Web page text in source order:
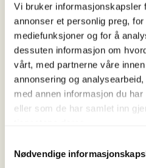
Vi bruker informasjonskapsler
annonser et personlig preg,
mediefunksjoner og for å
dessuten informasjon om
vårt, med partnerne våre
annonsering og
med annen informasjon du
eller som de har samlet inn
Nødvendige
Christian Krohgs Gate 10
0186 Oslo
post@norskfriluftsliv.no
Organisasjonsnummer 971
Medlemsorganisasjoner
For presse
Våre ansatte
Nyhetsbrev
Naturen som